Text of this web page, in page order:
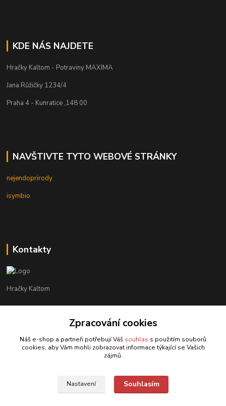
KDE NÁS NAJDETE
Hračky Kaltom - Potraviny MAXIMA
Jana Růžičky 1234/4
Praha 4 - Kunratice ,148 00
NAVŠTIVTE TYTO WEBOVÉ STRÁNKY
nejendoprirody
isymbio
Kontakty
Hračky Kaltom
+420 777 538 008
hrackykaltom@gmail.com
Zpracování cookies
Náš e-shop a partneři potřebují Váš souhlas s použitím souborů
cookies, aby Vám mohli zobrazovat informace týkající se Vašich
zájmů.
Nastavení Souhlasím